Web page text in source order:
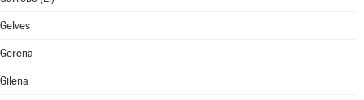
Gelves
Gerena
Gilena